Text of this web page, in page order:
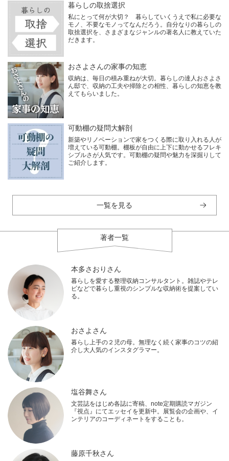
暮らしの取捨選択
私にとって何が大切？ 暮らしていくうえで私に必要な
モノ、不要なモノってなんだろう。自分なりの暮らしの
取捨選択を、さまざまなジャンルの著名人に教えていた
だきます。
おさよさんの家事の知恵
収納は、毎日の積み重ねが大切。暮らしの達人おさよさ
ん邸で、収納の工夫や掃除との相性、暮らしの知恵を教
えてもらいました。
可動棚の疑問大解剖
新築やリノベーションで家をつくる際に取り入れる人が
増えている可動棚。棚板が自由に上下に動かせるフレキ
シブルさが人気です。可動棚の疑問や魅力を深掘りして
ご紹介します。
一覧を見る
著者一覧
本多さおりさん
暮らしを愛する整理収納コンサルタント。雑誌やテレ
ビなどで暮らし重視のシンプルな収納術を提案してい
る。
おさよさん
暮らし上手の２児の母。無理なく続く家事のコツの紹
介し大人気のインスタグラマー。
塩谷舞さん
文芸誌をはじめ各誌に寄稿、note定期購読マガジン
『視点』にてエッセイを更新中。展覧会の企画や、イ
ンテリアのコーディネートをすることも。
藤原千秋さん